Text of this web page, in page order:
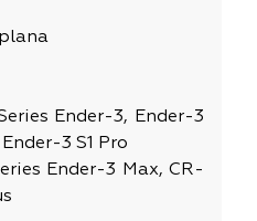
Ender-3, Ender-3
3 S1 Pro
Ender-3 Max, CR-